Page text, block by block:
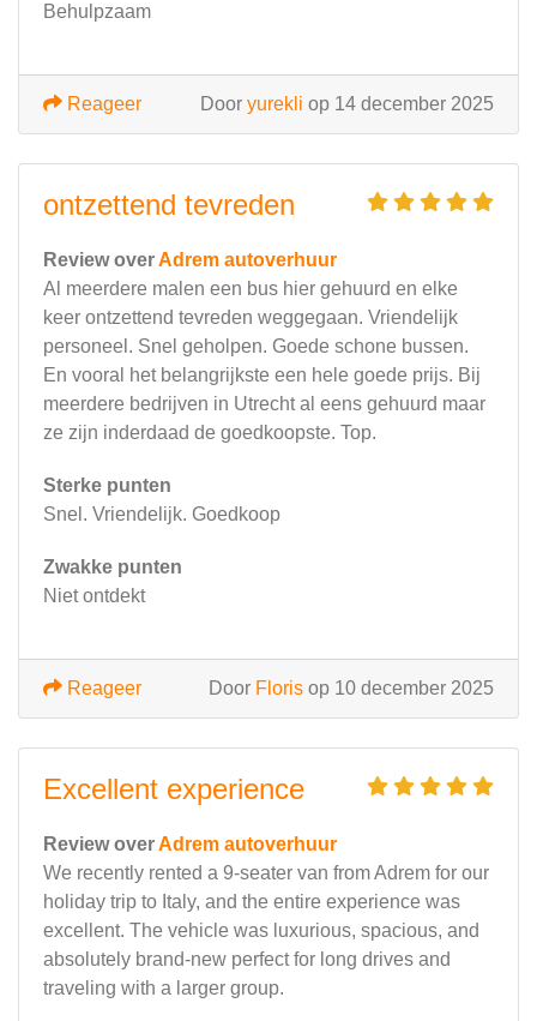
Behulpzaam
Door yurekli op 14 december 2025
Reageer
ontzettend tevreden
Review overAdrem autoverhuur
Al meerdere malen een bus hier gehuurd en elke
keer ontzettend tevreden weggegaan. Vriendelijk
personeel. Snel geholpen. Goede schone bussen.
En vooral het belangrijkste een hele goede prijs. Bij
meerdere bedrijven in Utrecht al eens gehuurd maar
ze zijn inderdaad de goedkoopste. Top.
Sterke punten
Snel. Vriendelijk. Goedkoop
Zwakke punten
Niet ontdekt
Door Floris op 10 december 2025
Reageer
Excellent experience
Review overAdrem autoverhuur
We recently rented a 9-seater van from Adrem for our
holiday trip to Italy, and the entire experience was
excellent. The vehicle was luxurious, spacious, and
absolutely brand-new perfect for long drives and
traveling with a larger group.